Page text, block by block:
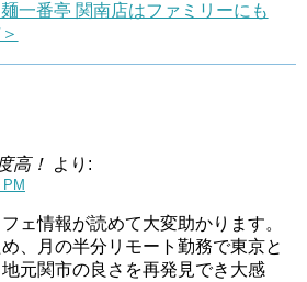
一番亭 関南店はファミリーにも
高！ より:
ェ情報が読めて大変助かります。
、月の半分リモート勤務で東京と
元関市の良さを再発見でき大感